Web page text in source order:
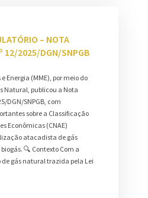
– NOTA
12/2025/DGN/SNPGB
Energia (MME), por meio do
Natural, publicou a Nota
DGN/SNPGB, com
sobre a Classificação
Econômicas (CNAE)
atacadista de gás
🔍 Contexto Com a
gás natural trazida pela Lei